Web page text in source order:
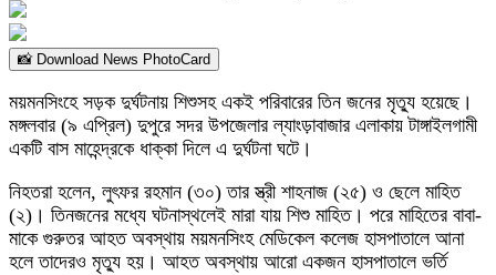
📸 Download News PhotoCard
ময়মনসিংহে সড়ক দুর্ঘটনায় শিশুসহ একই পরিবারের তিন জনের মৃত্যু হয়েছে।
মঙ্গলবার (৯ এপ্রিল) দুপুরে সদর উপজেলার ল্যাংড়াবাজার এলাকায় টাঙ্গাইলগামী
একটি বাস মাহেন্দ্রকে ধাক্কা দিলে এ দুর্ঘটনা ঘটে।
নিহতরা হলেন, লুৎফর রহমান (৩০) তার স্ত্রী শাহনাজ (২৫) ও ছেলে মাহিত
(২)। তিনজনের মধ্যে ঘটনাস্থলেই মারা যায় শিশু মাহিত। পরে মাহিতের বাবা-
মাকে গুরুতর আহত অবস্থায় ময়মনসিংহ মেডিকেল কলেজ হাসপাতালে আনা
হলে তাদেরও মৃত্যু হয়। আহত অবস্থায় আরো একজন হাসপাতালে ভর্তি